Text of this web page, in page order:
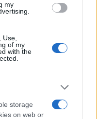
my
of my
with the
storage
on web or